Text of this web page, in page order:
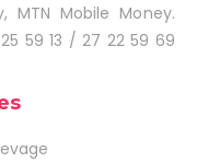
MTN Mobile Money.
59 13 / 27 22 59 69